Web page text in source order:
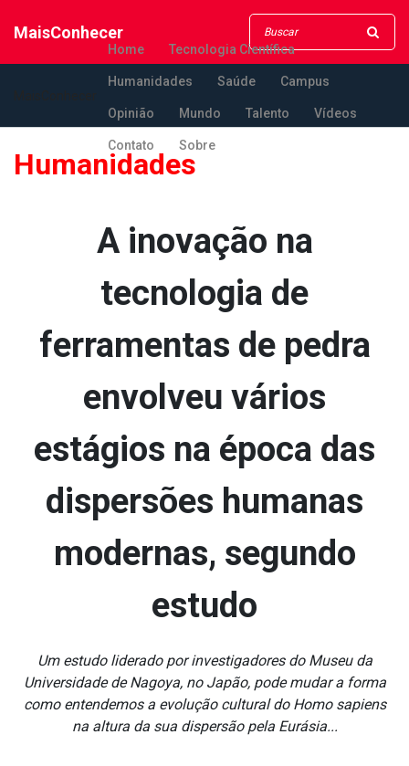
MaisConhecer
Home Tecnologia Científica
Humanidades Saúde Campus
Opinião Mundo Talento Vídeos
Contato Sobre
Humanidades
A inovação na
tecnologia de
ferramentas de pedra
envolveu vários
estágios na época das
dispersões humanas
modernas, segundo
estudo
Um estudo liderado por investigadores do Museu da
Universidade de Nagoya, no Japão, pode mudar a forma
como entendemos a evolução cultural do Homo sapiens
na altura da sua dispersão pela Eurásia...